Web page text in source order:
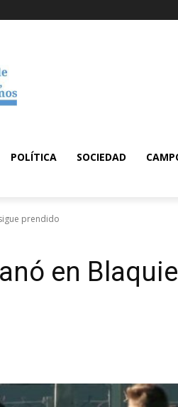
POLÍTICA SOCIEDAD
prendido
en